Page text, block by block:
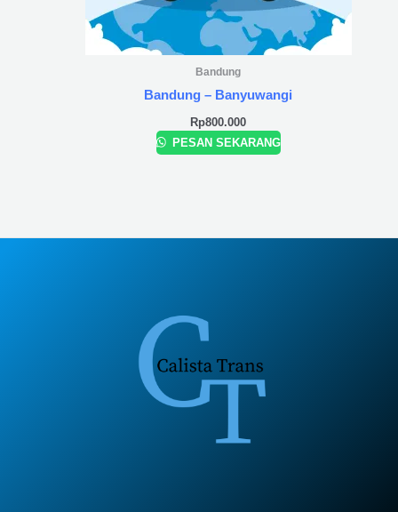
Bandung
Bandung – Banyuwangi
Rp800.000
PESAN SEKARANG